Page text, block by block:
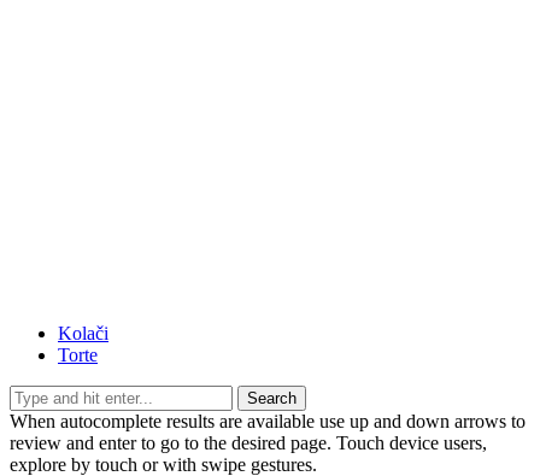
Kolači
Torte
Search
When autocomplete results are available use up and down arrows to
review and enter to go to the desired page. Touch device users,
explore by touch or with swipe gestures.